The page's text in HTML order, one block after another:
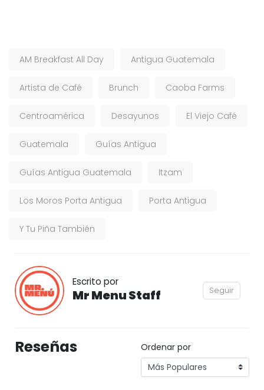
AM Breakfast All Day Antigua Guatemala
Artista de Café Brunch Caoba Farms
Centroamérica Desayunos El Viejo Café
Guatemala Guías Antigua
Guías Antigua Guatemala Itzam
Los Moros Porta Antigua Porta Antigua
Y Tu Piña También
Escrito por
Mr Menu Staff Seguir
Reseñas Ordenar por